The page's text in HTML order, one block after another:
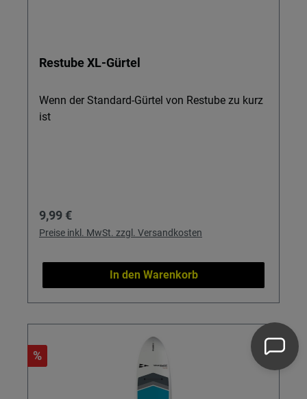
Restube XL-Gürtel
Wenn der Standard-Gürtel von Restube zu kurz
ist
Regulärer Preis:
9,99 €
Preise inkl. MwSt. zzgl. Versandkosten
In den Warenkorb
%